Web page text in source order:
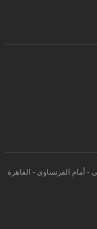
- أمام الفرنساوى - القاهرة